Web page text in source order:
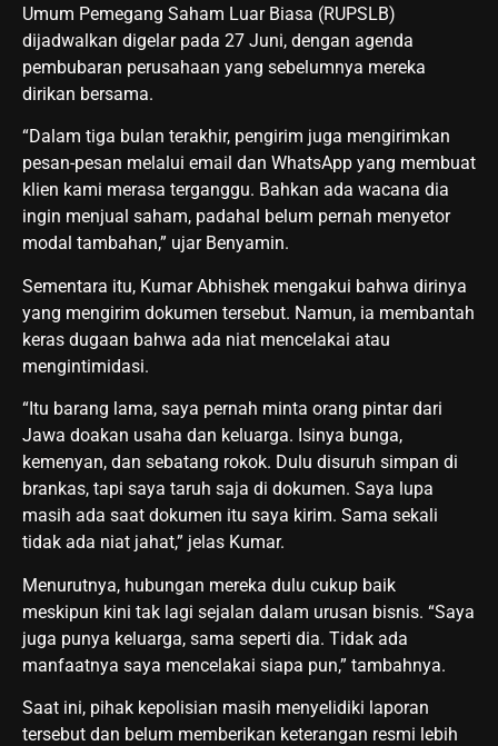
Umum Pemegang Saham Luar Biasa (RUPSLB)
dijadwalkan digelar pada 27 Juni, dengan agenda
pembubaran perusahaan yang sebelumnya mereka
dirikan bersama.
“Dalam tiga bulan terakhir, pengirim juga mengirimkan
pesan-pesan melalui email dan WhatsApp yang membuat
klien kami merasa terganggu. Bahkan ada wacana dia
ingin menjual saham, padahal belum pernah menyetor
modal tambahan,” ujar Benyamin.
Sementara itu, Kumar Abhishek mengakui bahwa dirinya
yang mengirim dokumen tersebut. Namun, ia membantah
keras dugaan bahwa ada niat mencelakai atau
mengintimidasi.
“Itu barang lama, saya pernah minta orang pintar dari
Jawa doakan usaha dan keluarga. Isinya bunga,
kemenyan, dan sebatang rokok. Dulu disuruh simpan di
brankas, tapi saya taruh saja di dokumen. Saya lupa
masih ada saat dokumen itu saya kirim. Sama sekali
tidak ada niat jahat,” jelas Kumar.
Menurutnya, hubungan mereka dulu cukup baik
meskipun kini tak lagi sejalan dalam urusan bisnis. “Saya
juga punya keluarga, sama seperti dia. Tidak ada
manfaatnya saya mencelakai siapa pun,” tambahnya.
Saat ini, pihak kepolisian masih menyelidiki laporan
tersebut dan belum memberikan keterangan resmi lebih